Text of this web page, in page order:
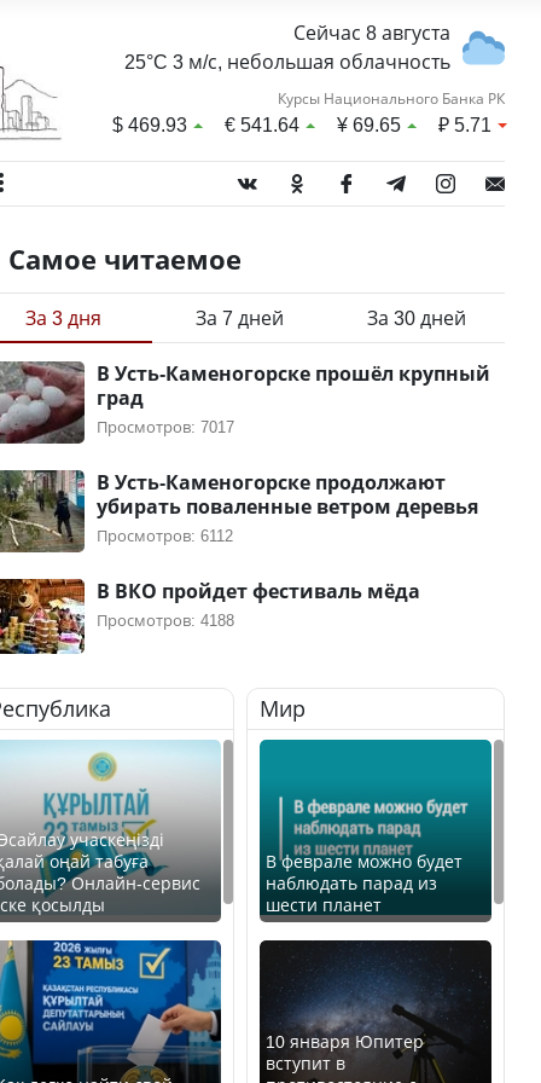
Сейчас 8 августа
25°C 3 м/с, небольшая облачность
Курсы Национального Банка РК
$469.93 €541.64 ¥69.65 ₽5.71
Самое читаемое
За 3 дня За 7 дней За 30 дней
В Усть-Каменогорске прошёл крупный
град
Просмотров: 7017
В Усть-Каменогорске продолжают
убирать поваленные ветром деревья
Просмотров: 6112
В ВКО пройдет фестиваль мёда
Просмотров: 4188
учаскеңізді
оңай табуға
Онлайн-сервис
қосылды
Мир
В феврале можно будет
наблюдать парад из
шести планет
10 января Юпитер
вступит в